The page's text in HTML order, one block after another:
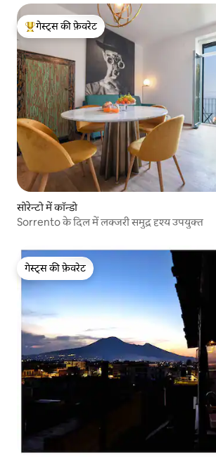
गेस्ट्स का टॉप फ़ेवरेट
गेस्ट्स की फ़ेवरेट
सोरेन्टो में कॉन्डो
Sorrento के दिल में लक्जरी समुद्र दृश्य उपयुक्त
गेस्ट्स की फ़ेवरेट
गेस्ट्स की फ़ेवरेट